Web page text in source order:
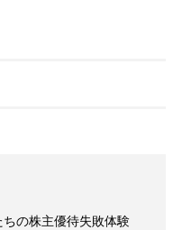
ちの株主優待失敗体験